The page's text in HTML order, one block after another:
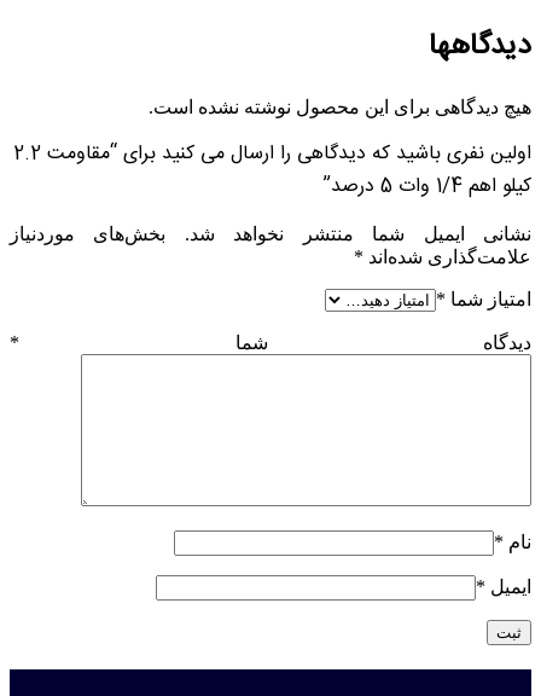
دیدگاهها
هیچ دیدگاهی برای این محصول نوشته نشده است.
اولین نفری باشید که دیدگاهی را ارسال می کنید برای “مقاومت 2.2
کیلو اهم 1/4 وات 5 درصد”
نشانی ایمیل شما منتشر نخواهد شد.
بخش‌های موردنیاز
علامت‌گذاری شده‌اند *
امتیاز شما *
دیدگاه شما *
نام *
ایمیل *